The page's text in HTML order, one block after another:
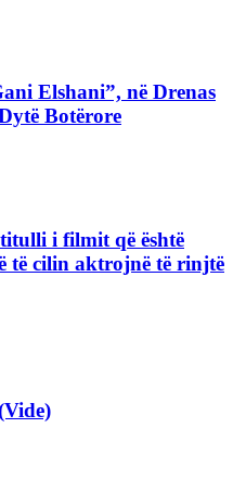
Elshani”, në Drenas
Botërore
i filmit që është
të cilin aktrojnë të rinjtë